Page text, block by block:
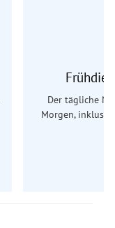
Der tägliche
Morgen,